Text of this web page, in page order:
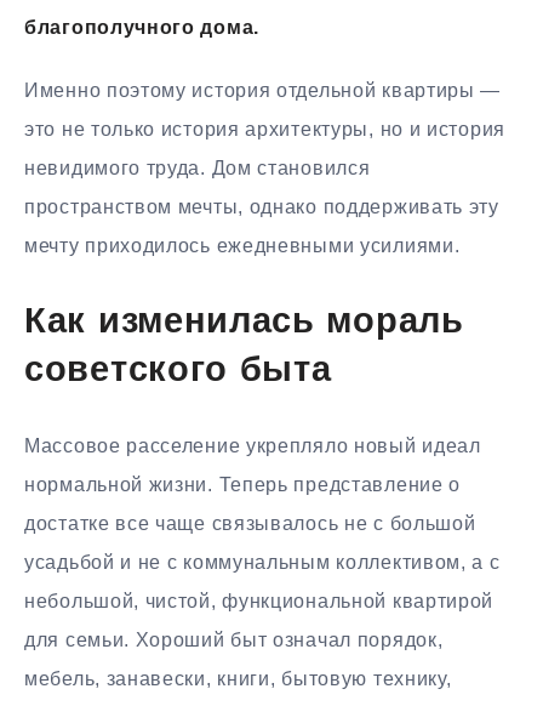
благополучного дома.
Именно поэтому история отдельной квартиры —
это не только история архитектуры, но и история
невидимого труда. Дом становился
пространством мечты, однако поддерживать эту
мечту приходилось ежедневными усилиями.
Как изменилась мораль
советского быта
Массовое расселение укрепляло новый идеал
нормальной жизни. Теперь представление о
достатке все чаще связывалось не с большой
усадьбой и не с коммунальным коллективом, а с
небольшой, чистой, функциональной квартирой
для семьи. Хороший быт означал порядок,
мебель, занавески, книги, бытовую технику,